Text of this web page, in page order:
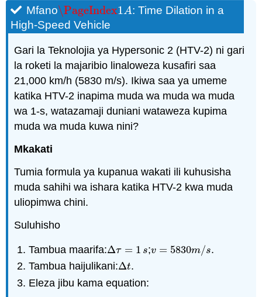
Mfano\PageIndex1A
\PageIndex1A : Time Dilation in a
High-Speed Vehicle
Gari la Teknolojia ya Hypersonic 2 (HTV-2) ni gari
la roketi la majaribio linaloweza kusafiri saa
21,000 km/h (5830 m/s). Ikiwa saa ya umeme
katika HTV-2 inapima muda wa muda wa muda
wa 1-s, watazamaji duniani wataweza kupima
muda wa muda kuwa nini?
Mkakati
Tumia formula ya kupanua wakati ili kuhusisha
muda sahihi wa ishara katika HTV-2 kwa muda
uliopimwa chini.
Suluhisho
Tambua maarifa:Δτ = 1 s
Δτ= 1s ;v = 5830m/s.
v =5830m/s.
Tambua haijulikani:Δt
Δt .
Eleza jibu kama equation: